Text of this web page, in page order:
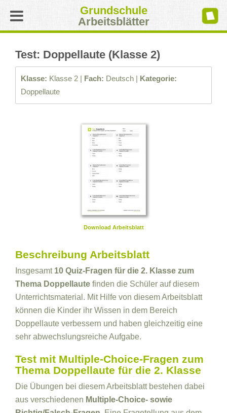
Grundschule
Arbeitsblätter
Test: Doppellaute (Klasse 2)
Klasse: Klasse 2 | Fach: Deutsch | Kategorie:
Doppellaute
Download Arbeitsblatt
Beschreibung Arbeitsblatt
Insgesamt 10 Quiz-Fragen für die 2. Klasse zum
Thema Doppellaute finden die Schüler auf diesem
Unterrichtsmaterial. Mit Hilfe von diesem Arbeitsblatt
können die Kinder ihr Wissen in dem Bereich
Doppellaute verbessern und haben gleichzeitig eine
sehr abwechslungsreiche Aufgabe.
Test mit Multiple-Choice-Fragen zum
Thema Doppellaute für die 2. Klasse
Die Übungen bei diesem Arbeitsblatt bestehen dabei
aus verschiedenen Multiple-Choice- sowie